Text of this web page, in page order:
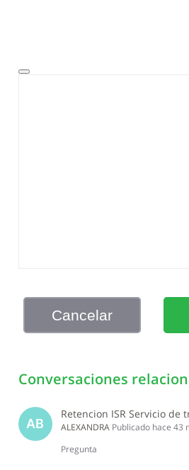
Cancelar
Conversaciones
AB ALEXANDRA Publicado hace 43
Pregunta